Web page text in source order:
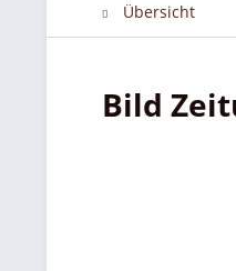
Übersicht
Bild